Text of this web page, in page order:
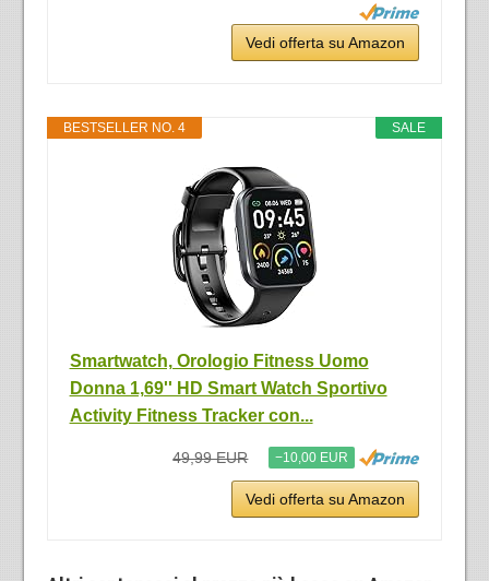
Vedi offerta su Amazon
SALE
BESTSELLER NO. 4
Smartwatch, Orologio Fitness Uomo
Donna 1,69'' HD Smart Watch Sportivo
Activity Fitness Tracker con...
49,99 EUR −10,00 EUR
Vedi offerta su Amazon